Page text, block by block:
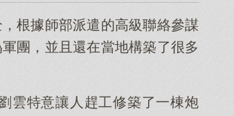
根據師部派遣的高級聯絡參謀
團，並且還在當地構築了很多
雲特意讓人趕工修築了一棟炮